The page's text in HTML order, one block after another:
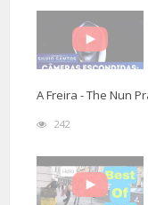
A Freira - The Nun
242